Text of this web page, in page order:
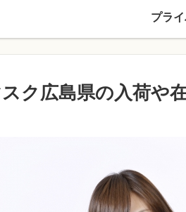
プラ
スク広島県の入荷